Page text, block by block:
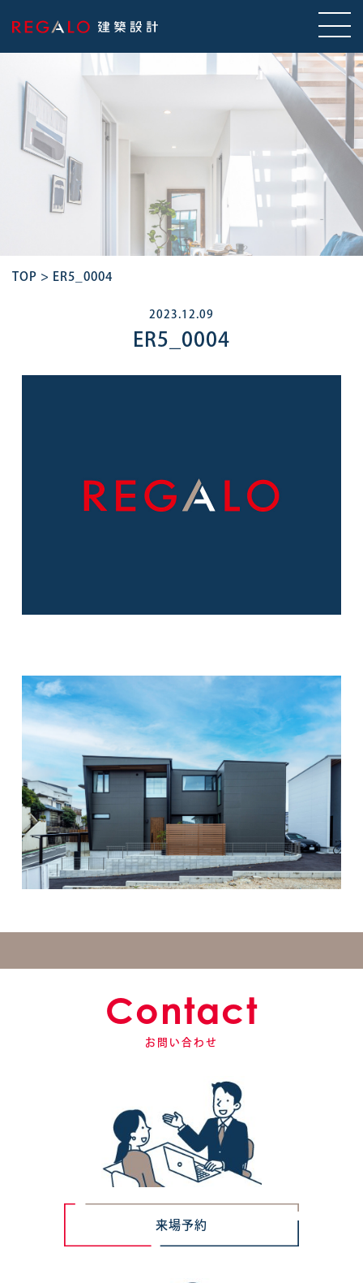
TOP > ER5_0004
2023.12.09
ER5_0004
Contact
お問い合わせ
来場予約